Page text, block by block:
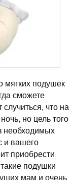
мягких подушек
сможете
что на
но цель того
необходимых
и вашего
приобрести
подушки
мам и очень